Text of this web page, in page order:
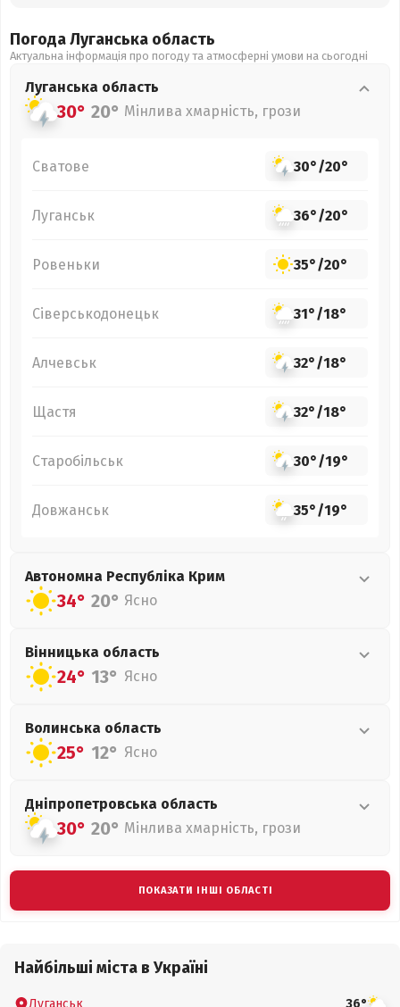
Погода Луганська область
Актуальна інформація про погоду та атмосферні умови на сьогодні
Луганська область
30° 20° Мінлива хмарність, грози
Сватове 30°/20°
Луганськ 36°/20°
Ровеньки 35°/20°
Сіверськодонецьк 31°/18°
Алчевськ 32°/18°
Щастя 32°/18°
Старобільськ 30°/19°
Довжанськ 35°/19°
Автономна Республіка Крим
34° 20° Ясно
Вінницька область
24° 13° Ясно
Волинська область
25° 12° Ясно
Дніпропетровська область
30° 20° Мінлива хмарність, грози
ПОКАЗАТИ ІНШІ ОБЛАСТІ
Найбільші міста в Україні
Луганськ 36°